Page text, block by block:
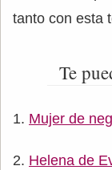
tanto con esta
Te
Mujer de
Helena de